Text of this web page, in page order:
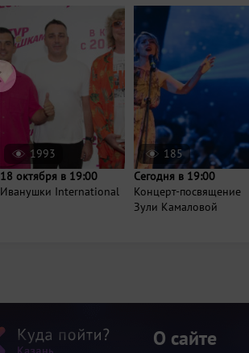
1993
18 октября в 19:00
Иванушки International
185
Сегодня в 19:00
Концерт-посвящение
Зули Камаловой
О сайте